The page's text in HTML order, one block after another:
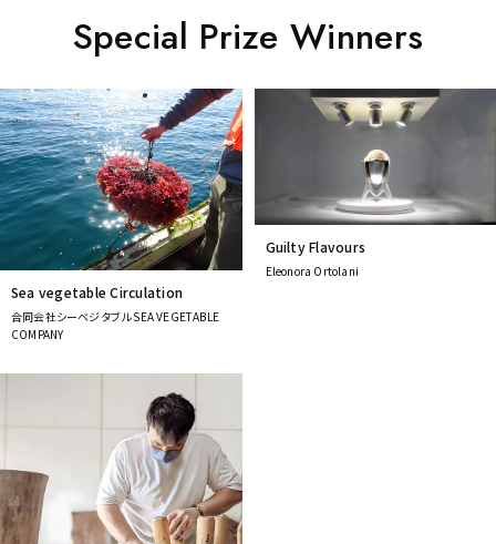
Special Prize Winners
Sea vegetable Circulation
合同会社シーベジタブル SEA VEGETABLE
COMPANY
Guilty Flavours
Eleonora Ortolani